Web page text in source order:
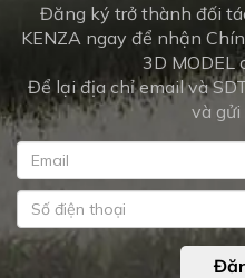
Đăng ký trở thành đối
KENZA ngay để nhận
3D MODEL
Để lại địa chỉ email và
và gửi